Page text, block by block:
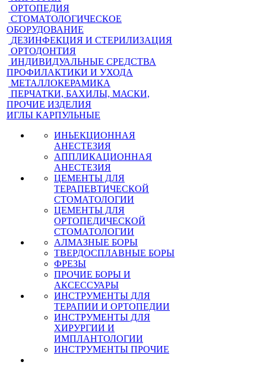
ОРТОПЕДИЯ
СТОМАТОЛОГИЧЕСКОЕ
ОБОРУДОВАНИЕ
ДЕЗИНФЕКЦИЯ И СТЕРИЛИЗАЦИЯ
ОРТОДОНТИЯ
ИНДИВИДУАЛЬНЫЕ СРЕДСТВА
ПРОФИЛАКТИКИ И УХОДА
МЕТАЛЛОКЕРАМИКА
ПЕРЧАТКИ, БАХИЛЫ, МАСКИ,
ПРОЧИЕ ИЗДЕЛИЯ
ИГЛЫ КАРПУЛЬНЫЕ
ИНЬЕКЦИОННАЯ
АНЕСТЕЗИЯ
АППЛИКАЦИОННАЯ
АНЕСТЕЗИЯ
ЦЕМЕНТЫ ДЛЯ
ТЕРАПЕВТИЧЕСКОЙ
СТОМАТОЛОГИИ
ЦЕМЕНТЫ ДЛЯ
ОРТОПЕДИЧЕСКОЙ
СТОМАТОЛОГИИ
АЛМАЗНЫЕ БОРЫ
ТВЕРДОСПЛАВНЫЕ БОРЫ
ФРЕЗЫ
ПРОЧИЕ БОРЫ И
АКСЕССУАРЫ
ИНСТРУМЕНТЫ ДЛЯ
ТЕРАПИИ И ОРТОПЕДИИ
ИНСТРУМЕНТЫ ДЛЯ
ХИРУРГИИ И
ИМПЛАНТОЛОГИИ
ИНСТРУМЕНТЫ ПРОЧИЕ